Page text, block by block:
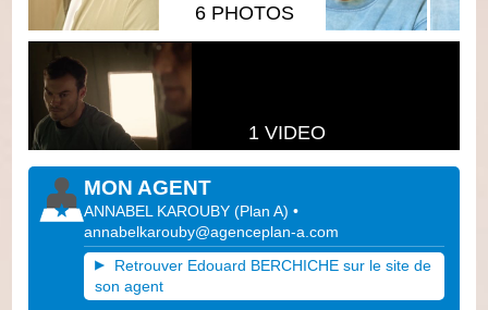
6 PHOTOS
1 VIDEO
MON AGENT
ANNABEL KAROUBY (Plan A)•
annabelkarouby@agenceplan-a.com
Retrouver Edouard BERCHICHE sur le site de
son agent